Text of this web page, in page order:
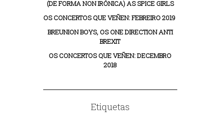
(DE FORMA NON IRÓNICA) AS SPICE GIRLS
OS CONCERTOS QUE VEÑEN: FEBREIRO 2019
BREUNION BOYS, OS ONE DIRECTION ANTI
BREXIT
OS CONCERTOS QUE VEÑEN: DECEMBRO
2018
Etiquetas